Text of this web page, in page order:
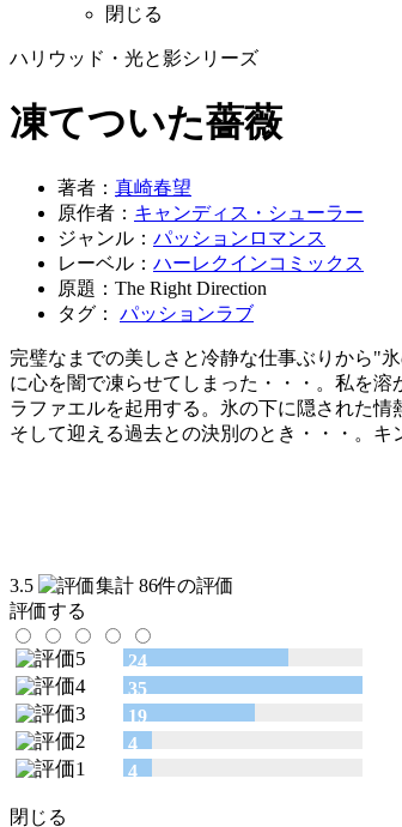
閉じる
ハリウッド・光と影シリーズ
凍てついた薔薇
著者： 真崎春望
原作者： キャンディス・シューラー
ジャンル： パッションロマンス
レーベル： ハーレクインコミックス
原題：The Right Direction
タグ： パッションラブ
完璧なまでの美しさと冷静な仕事ぶりから"
に心を闇で凍らせてしまった・・・。私を
ラファエルを起用する。氷の下に隠された
そして迎える過去との決別のとき・・・。
3.5
86件の評価
評価する
24
35
19
4
4
閉じる